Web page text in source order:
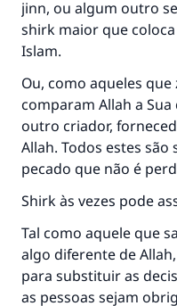
jinn, ou algum outro
shirk maior que
Islam.
Ou, como aqueles
comparam Allah a
outro criador,
Allah. Todos estes
pecado que não é
Shirk às vezes pode
Tal como aquele que
algo diferente de
para substituir as
as pessoas sejam